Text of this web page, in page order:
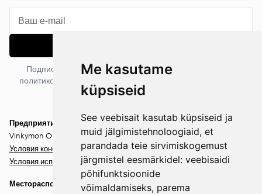
Me kasutame
küpsiseid
See veebisait kasutab küpsiseid ja
muid jälgimistehnoloogiaid, et
parandada teie sirvimiskogemust
järgmistel eesmärkidel: veebisaidi
põhifunktsioonide
võimaldamiseks, parema
Подписываясь на рассылку, вы соглашаетесь с нашей
политикой конфиденциальности. Вы можете отписаться в
любое время.
Предприятие
Vinkymon OÜ
Условия конфиденциальности
Условия использования
Месторасположение